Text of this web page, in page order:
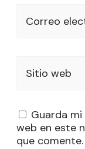
Correo
Sitio web
Guarda
web en este
que comente.